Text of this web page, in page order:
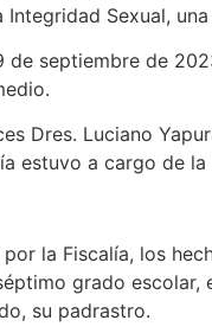
Sexual,
de septiembre de
Dres. Luciano
estuvo a cargo de la
la Fiscalía, los
grado
su padrastro.